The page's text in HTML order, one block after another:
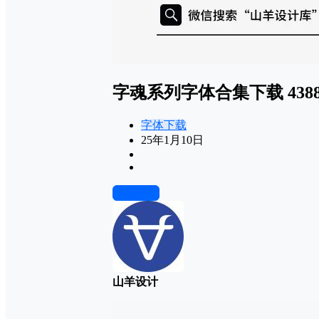
字魂系列字体合集下载
字体下载
25年1月10日
山羊设计